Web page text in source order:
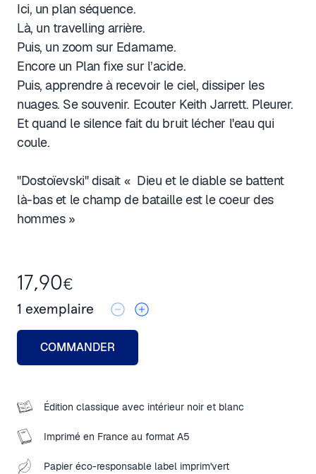
Ici, un plan séquence.
Là, un travelling arrière.
Puis, un zoom sur Edamame.
Encore un Plan fixe sur l’acide.
Puis, apprendre à recevoir le ciel, dissiper les
nuages. Se souvenir. Ecouter Keith Jarrett. Pleurer.
Et quand le silence fait du bruit lécher l'eau qui
coule.
"Dostoïevski" disait « Dieu et le diable se battent
là-bas et le champ de bataille est le coeur des
hommes »
17,90€
1 exemplaire
COMMANDER
Édition classique avec intérieur noir et blanc
Imprimé en France au format A5
Papier éco-responsable label imprim'vert